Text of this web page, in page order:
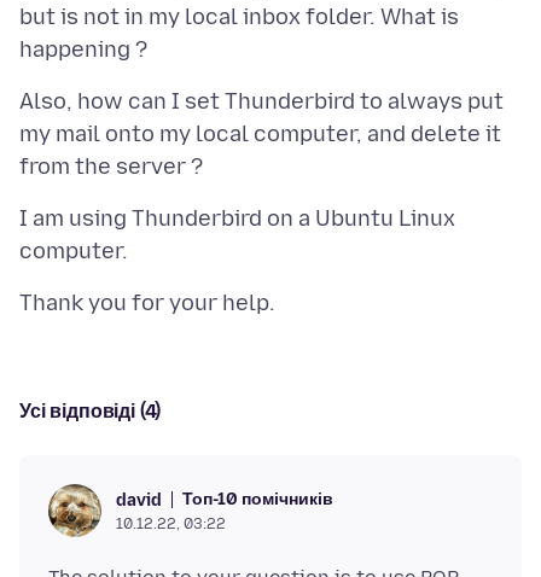
but is not in my local inbox folder. What is
Also, how can I set Thunderbird to always put
my mail onto my local computer, and delete it
I am using Thunderbird on a Ubuntu Linux
Усі відповіді (4)
david Топ-10 помічників
10.12.22, 03:22